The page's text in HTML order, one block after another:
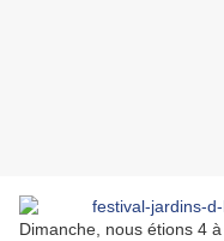
Dimanche, nous étions 4